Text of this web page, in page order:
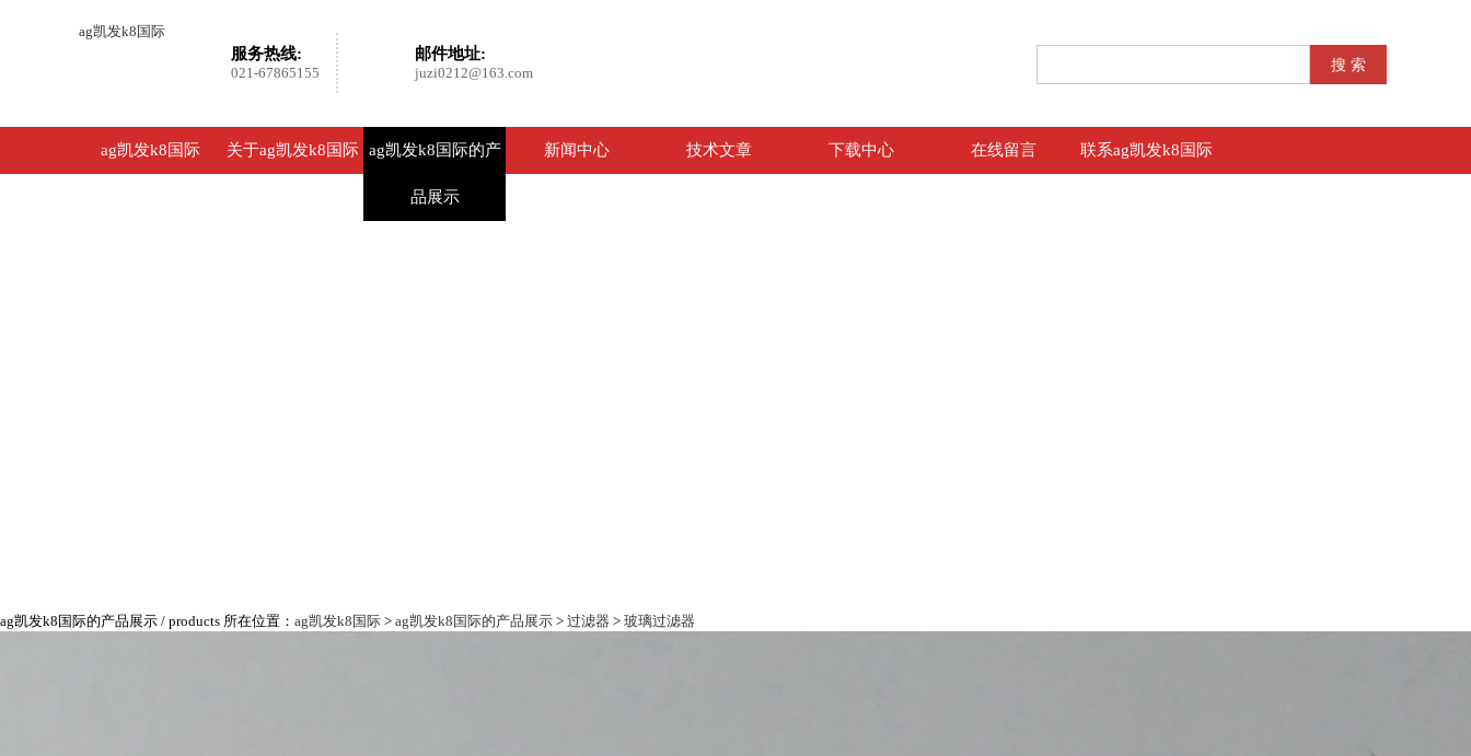
ag凯发k8国际
邮件地址:
juzi0212@163.com
服务热线:
021-67865155
ag凯发k8国际 关于ag凯发k8国际 ag凯发k8国际的产
品展示
新闻中心 技术文章 下载中心 在线留言 联系ag凯发k8国际
ag凯发k8国际的产品展示 / products 所在位置： ag凯发k8国际 > ag凯发k8国际的产品展示 > 过滤器 > 玻璃过滤器